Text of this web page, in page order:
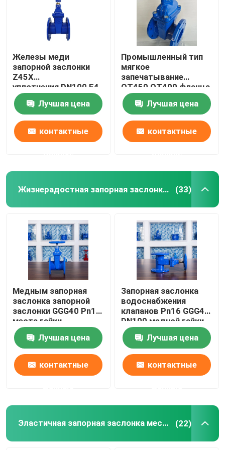
Продукты
О нас
Путешествие фабрики
Проверка качества
Свяжитесь мы
Случаи
Эластичная запорная заслонка места
Железы меди
запорной заслонки
Z45X
уплотнения DN100 F4
запорная заслонка
места мягкой
жизнерадостная
Лучшая цена
контактные
Промышленный тип
мягкое
запечатывание
QT450 QT400 фланца
запорной заслонки
GGG40
промышленное
Лучшая цена
контактные
Жизнерадостная запорная заслонка места (33)
Медным запорная
заслонка запорной
заслонки GGG40 Pn16
места гайки
жизнерадостным
служить фланцем
двойником
Лучшая цена
контактные
Запорная заслонка
водоснабжения
клапанов Pn16 GGG40
DN100 медной гайки
жизнерадостная
усаженнаяЛучшая цена
контактные
Эластичная запорная заслонка места (22)